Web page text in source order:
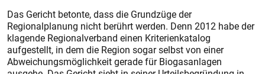
Das Gericht betonte, dass die Grundzüge der
Regionalplanung nicht berührt werden. Denn 2012 habe der
klagende Regionalverband einen Kriterienkatalog
aufgestellt, in dem die Region sogar selbst von einer
Abweichungsmöglichkeit gerade für Biogasanlagen